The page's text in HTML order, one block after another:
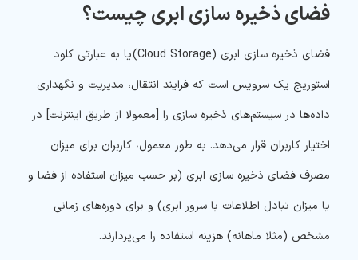
فضای ذخیره سازی ابری چیست؟
فضای ذخیره سازی ابری (Cloud Storage) یا به عبارتی کلود
استوریج یک سرویس است که فرایند انتقال، مدیریت و نگهداری
داده‌ها در سیستم‌های ذخیره سازی را [معمولا از طریق اینترنت] در
اختیار کاربران قرار می‌دهد. به طور معمول، کاربران برای میزان
مصرف فضای ذخیره سازی ابری (بر حسب میزان استفاده از فضا و
یا میزان تبادل اطلاعات با سرور ابری) و برای دوره‌های زمانی
مشخص (مثلا ماهانه) هزینه استفاده را می‌پردازند.